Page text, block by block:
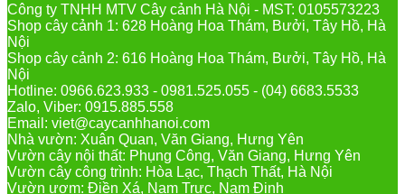
Công ty TNHH MTV Cây cảnh Hà Nội - MST: 0105573223
Shop cây cảnh 1: 628 Hoàng Hoa Thám, Bưởi, Tây Hồ, Hà
Nội
Shop cây cảnh 2: 616 Hoàng Hoa Thám, Bưởi, Tây Hồ, Hà
Nội
Hotline: 0966.623.933 - 0981.525.055 - (04) 6683.5533
Zalo, Viber: 0915.885.558
Email: viet@caycanhhanoi.com
Nhà vườn: Xuân Quan, Văn Giang, Hưng Yên
Vườn cây nội thất: Phụng Công, Văn Giang, Hưng Yên
Vườn cây công trình: Hòa Lạc, Thạch Thất, Hà Nội
Vườn ươm: Điền Xá, Nam Trực, Nam Định